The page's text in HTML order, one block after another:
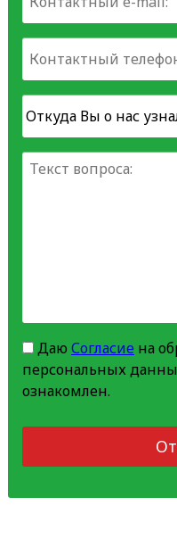
Даю Согласиена
персональных
ознакомлен.